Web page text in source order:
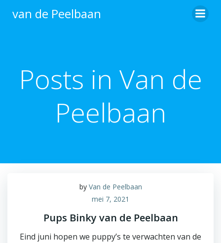
van de Peelbaan
Posts in Van de
Peelbaan
by Van de Peelbaan
mei 7, 2021
Pups Binky van de Peelbaan
Eind juni hopen we puppy’s te verwachten van de